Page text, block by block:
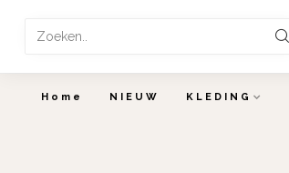
Home NIEUW KLEDING